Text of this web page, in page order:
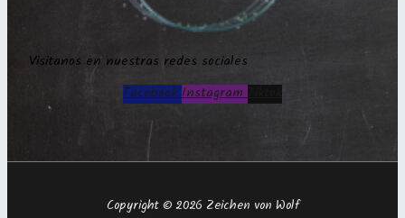
Visitanos en nuestras redes sociales
Facebook Instagram
Copyright © 2026 Zeichen von Wolf